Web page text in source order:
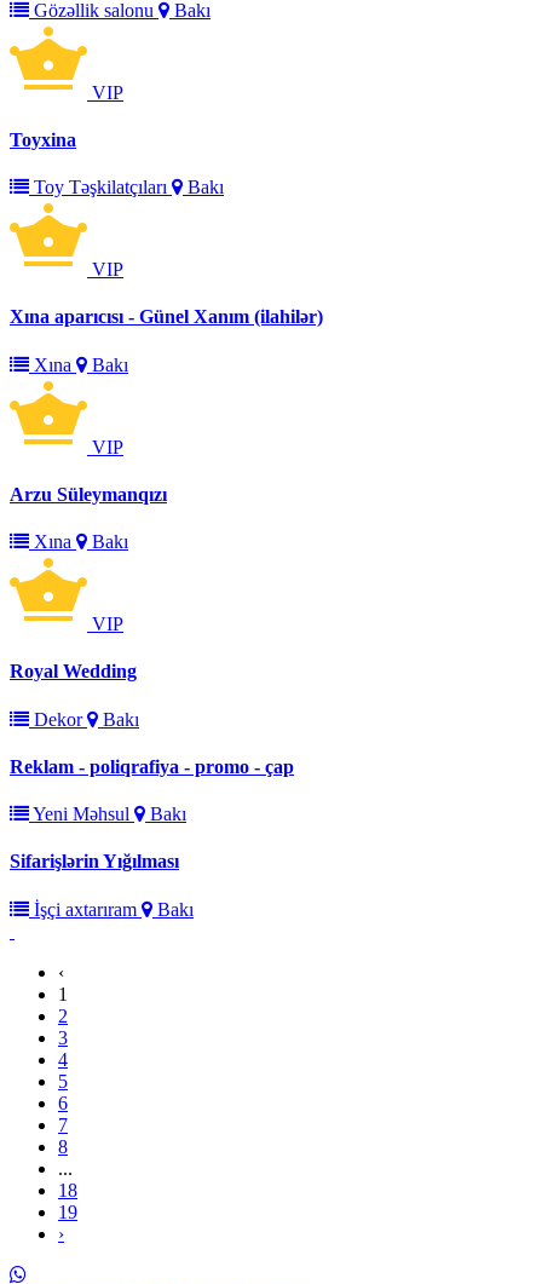
Gözəllik salonu Bakı
VIP
Toyxina
Toy Təşkilatçıları Bakı
VIP
Xına aparıcısı - Günel Xanım (ilahilər)
Xına Bakı
VIP
Arzu Süleymanqızı
Xına Bakı
VIP
Royal Wedding
Dekor Bakı
Reklam - poliqrafiya - promo - çap
Yeni Məhsul Bakı
Sifarişlərin Yığılması
İşçi axtarıram Bakı
‹
1
2
3
4
5
6
7
8
...
18
19
›